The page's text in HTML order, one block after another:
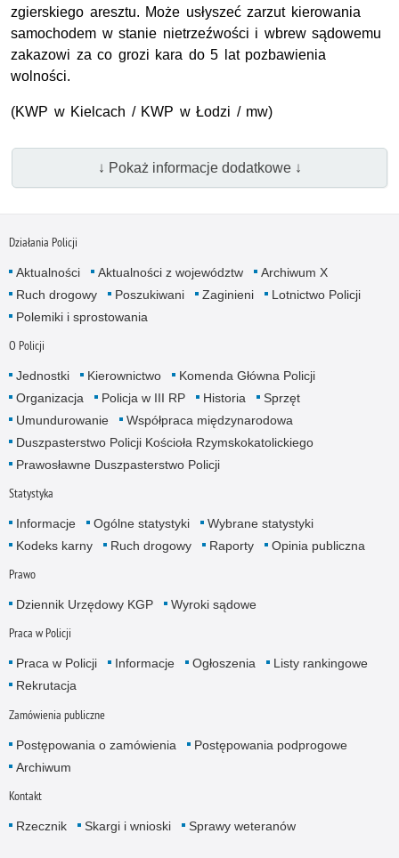
zgierskiego aresztu. Może usłyszeć zarzut kierowania
samochodem w stanie nietrzeźwości i wbrew sądowemu
zakazowi za co grozi kara do 5 lat pozbawienia
wolności.
(KWP w Kielcach / KWP w Łodzi / mw)
↓ Pokaż informacje dodatkowe ↓
Działania Policji
Aktualności Aktualności z województw
Archiwum X
Ruch drogowy
Poszukiwani Zaginieni
Lotnictwo Policji
Polemiki i sprostowania
O Policji
Jednostki Kierownictwo
Komenda Główna Policji
Organizacja
Policja w III RP Historia
Sprzęt
Umundurowanie
Współpraca międzynarodowa
Duszpasterstwo Policji Kościoła Rzymskokatolickiego
Prawosławne Duszpasterstwo Policji
Statystyka
Informacje Ogólne statystyki
Wybrane statystyki
Kodeks karny
Ruch drogowy Raporty Opinia publiczna
Prawo
Dziennik Urzędowy KGP Wyroki sądowe
Praca w Policji
Praca w Policji Informacje Ogłoszenia
Listy rankingowe
Rekrutacja
Zamówienia publiczne
Postępowania o zamówienia
Postępowania podprogowe
Archiwum
Kontakt
Rzecznik Skargi i wnioski Sprawy weteranów